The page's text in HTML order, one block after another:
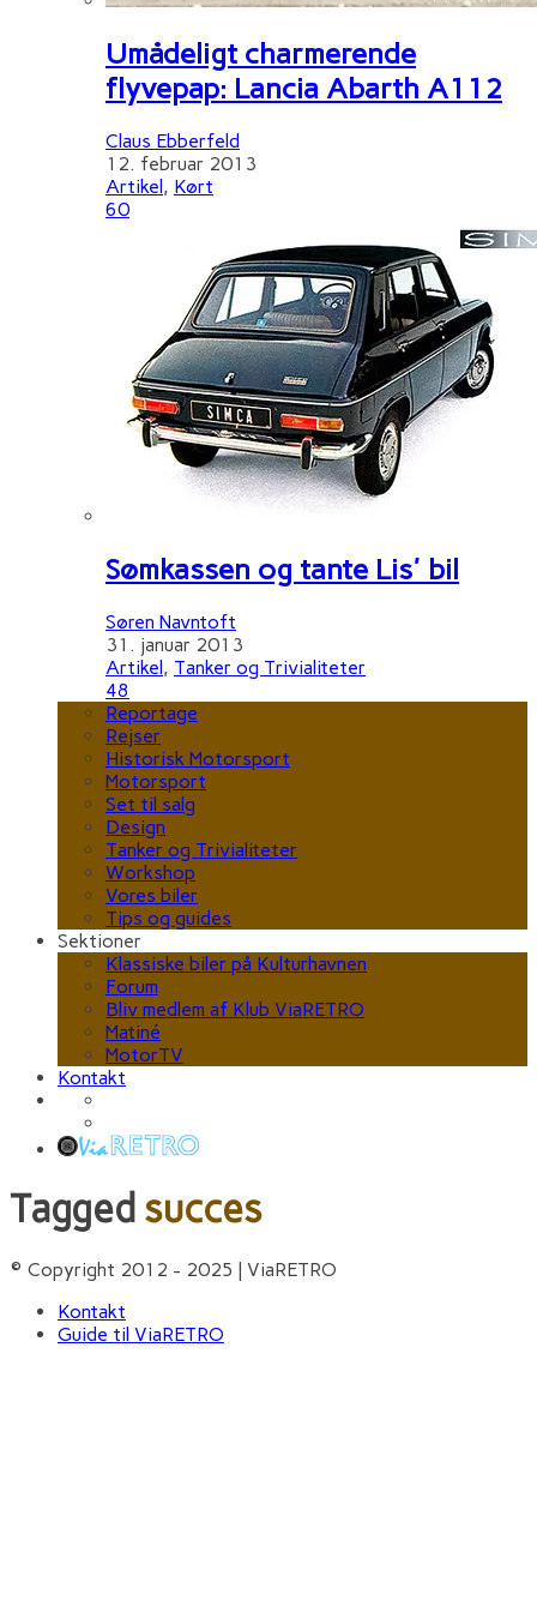
Umådeligt charmerende
flyvepap: Lancia Abarth A112
Claus Ebberfeld
12. februar 2013
Artikel, Kørt
60
Sømkassen og tante Lis' bil
Søren Navntoft
31. januar 2013
Artikel, Tanker og Trivialiteter
48
Reportage
Rejser
Historisk Motorsport
Motorsport
Set til salg
Design
Tanker og Trivialiteter
Workshop
Vores biler
Tips og guides
Sektioner
Klassiske biler på Kulturhavnen
Forum
Bliv medlem af Klub ViaRETRO
Matiné
MotorTV
Kontakt
Tagged succes
© Copyright 2012 - 2025 | ViaRETRO
Kontakt
Guide til ViaRETRO